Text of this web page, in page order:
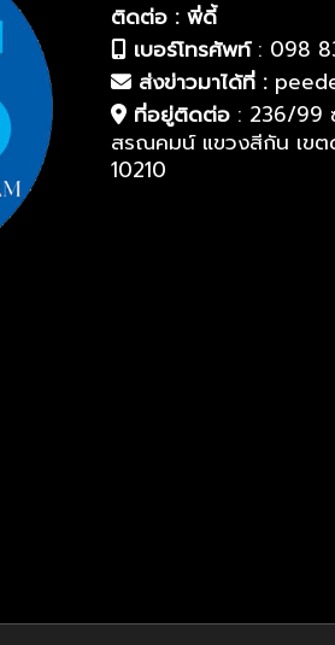
ติดต่อ : พี่ดี้
เบอร์โทรศัพท์: 098
ส่งข่าวมาได้ที่ :
ที่อยู่ติดต่อ: 236/99
สรณคมน์ แขวงสีกัน เขต
10210